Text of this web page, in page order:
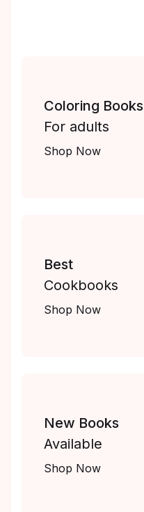
Coloring Books
For adults
Shop Now
Best
Cookbooks
Shop Now
New Books
Available
Shop Now